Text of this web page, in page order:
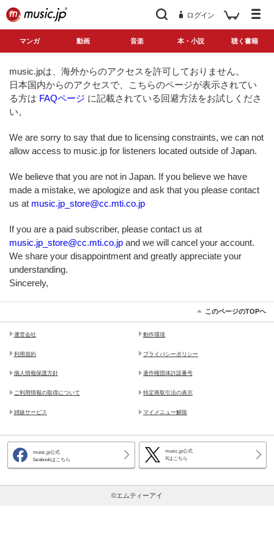
ログイン
マンガ 動画 音楽 本・小説 聴く書籍
music.jpは、海外からのアクセスを許可しておりません。
日本国内からのアクセスで、こちらのページが表示されてい
る方は FAQページ に記載されている回避方法をお試しくださ
い。
We are sorry to say that due to licensing constraints, we can not
allow access to music.jp for listeners located outside of Japan.
We believe that you are not in Japan. If you believe we have
made a mistake, we apologize and ask that you please contact
us at music.jp_store@cc.mti.co.jp
If you are a paid subscriber, please contact us at
music.jp_store@cc.mti.co.jpand we will cancel your account.
We share your disappointment and greatly appreciate your
understanding.
Sincerely,
このページのTOPヘ
運営会社 動作環境
利用規約 プライバシーポリシー
個人情報保護方針 著作権団体許諾番号
ご利用情報の取得について 特定商取引法の表示
姉妹サービス マイメニュー解除
music.jp公式
facebookはこちら
music.jp公式
Xはこちら
©エムティーアイ